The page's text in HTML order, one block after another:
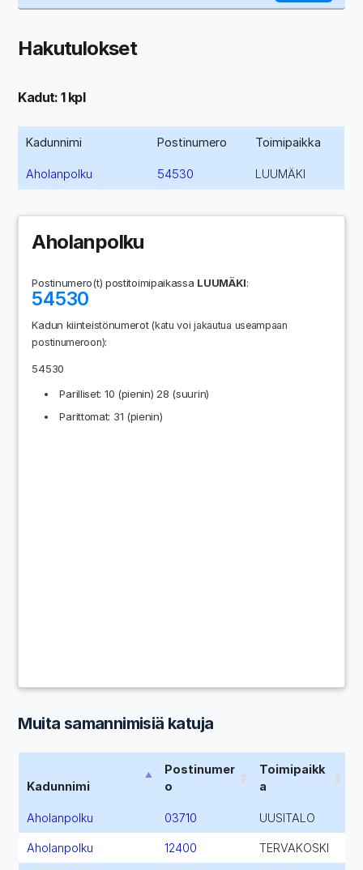
Hakutulokset
Kadut: 1 kpl
Kadunnimi Postinumero Toimipaikka
Aholanpolku 54530 LUUMÄKI
Aholanpolku
Postinumero(t) postitoimipaikassa LUUMÄKI:
54530
Kadun kiinteistönumerot(katu voi jakautua useampaan
postinumeroon):
54530
Parilliset: 10 (pienin) 28 (suurin)
Parittomat: 31 (pienin)
Muita samannimisiä katuja
Kadunnimi
Postinumer
o
Toimipaikk
a
Aholanpolku 03710 UUSITALO
Aholanpolku 12400 TERVAKOSKI